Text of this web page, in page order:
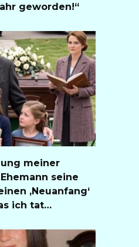
geworden!“
meiner
seine
‚Neuanfang‘
ich tat…